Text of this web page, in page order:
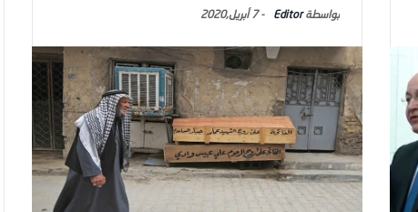
Editor
-7 أبريل,2020